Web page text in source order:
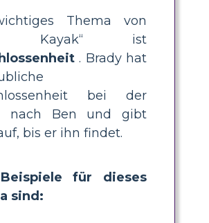
Thema von
Kayak
ist
. Brady hat
bei der
nach Ben und gibt
bis er ihn findet.
für dieses
sind: